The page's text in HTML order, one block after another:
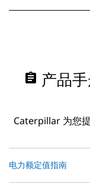
assignment 产品
Caterpillar 为您
电力额定值指南